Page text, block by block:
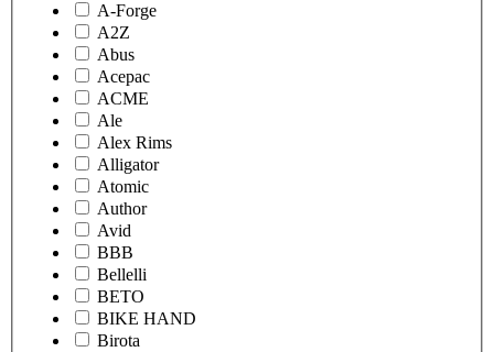
A-Forge
A2Z
Abus
Acepac
ACME
Ale
Alex Rims
Alligator
Atomic
Author
Avid
BBB
Bellelli
BETO
BIKE HAND
Birota